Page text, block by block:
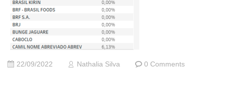
22/09/2022 Nathalia Silva 0 Comments